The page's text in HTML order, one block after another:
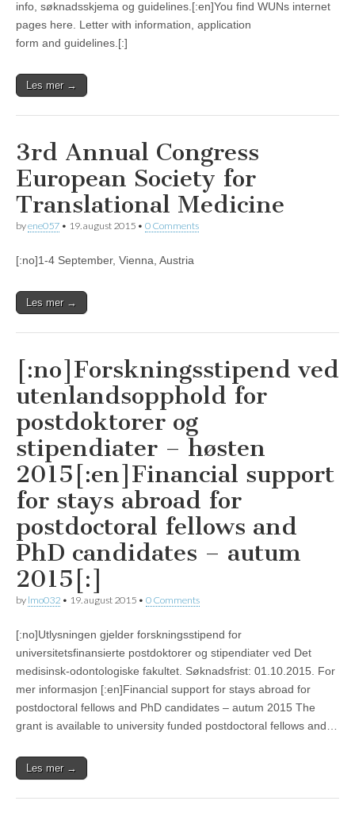
info, søknadsskjema og guidelines.[:en]You find WUNs internet
pages here. Letter with information, application
form and guidelines.[:]
Les mer →
3rd Annual Congress
European Society for
Translational Medicine
byene057 • 19. august 2015 • 0 Comments
[:no]1-4 September, Vienna, Austria
Les mer →
[:no]Forskningsstipend ved
utenlandsopphold for
postdoktorer og
stipendiater – høsten
2015[:en]Financial support
for stays abroad for
postdoctoral fellows and
PhD candidates – autum
2015[:]
by lmo032 • 19. august 2015 • 0 Comments
[:no]Utlysningen gjelder forskningsstipend for
universitetsfinansierte postdoktorer og stipendiater ved Det
medisinsk-odontologiske fakultet. Søknadsfrist: 01.10.2015. For
mer informasjon [:en]Financial support for stays abroad for
postdoctoral fellows and PhD candidates – autum 2015 The
grant is available to university funded postdoctoral fellows and…
Les mer →